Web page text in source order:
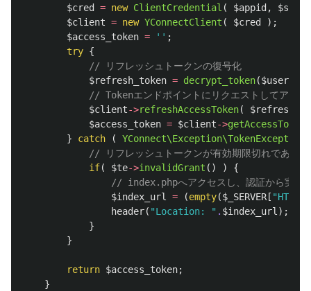
$cred
= new ClientCredential ( $appid ,
$client = new YConnectClient ( $cred
);
$access_token = '' ;
try {
// リフレッシュトークンの復号化
$refresh_token = decrypt_token($user_id
// Tokenエンドポイントにリクエストしてアクセ
$client->refreshAccessToken(
$access_token = $client->getAccessToken
}
catch (
YConnect\Exception\TokenException
// リフレッシュトークンが有効期限切れである
if( $te->invalidGrant () )
{
// index.phpへアクセスし、認証から実施
$index_url = (empty($_SERVER[ "HTTPS"
header( "Location: " . $index_url);
}
}
return $access_token;
}